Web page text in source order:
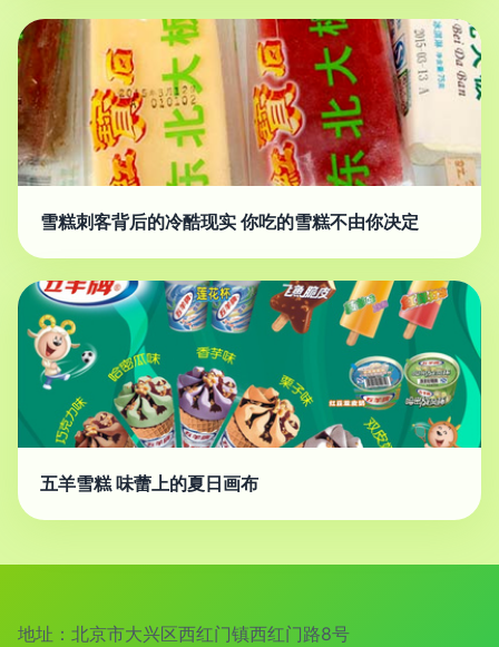
雪糕刺客背后的冷酷现实 你吃的雪糕不由你决定
五羊雪糕 味蕾上的夏日画布
地址：北京市大兴区西红门镇西红门路8号